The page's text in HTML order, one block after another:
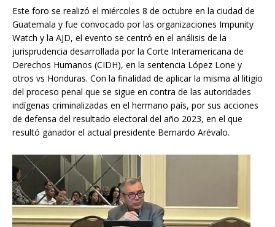
Este foro se realizó el miércoles 8 de octubre en la ciudad de
Guatemala y fue convocado por las organizaciones Impunity
Watch y la AJD, el evento se centró en el análisis de la
jurisprudencia desarrollada por la Corte Interamericana de
Derechos Humanos (CIDH), en la sentencia López Lone y
otros vs Honduras. Con la finalidad de aplicar la misma al litigio
del proceso penal que se sigue en contra de las autoridades
indígenas criminalizadas en el hermano país, por sus acciones
de defensa del resultado electoral del año 2023, en el que
resultó ganador el actual presidente Bernardo Arévalo.